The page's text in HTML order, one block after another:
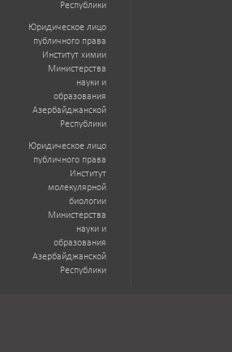
Республики
Юридическое лицо
публичного права
Институт химии
Министерства
науки и
образования
Азербайджанской
Республики
Юридическое лицо
публичного права
Институт
молекулярной
биологии
Министерства
науки и
образования
Азербайджанской
Республики